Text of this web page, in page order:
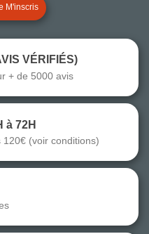
M'inscris
VÉRIFIÉS)
+ de 5000 avis
à 72H
(voir conditions)